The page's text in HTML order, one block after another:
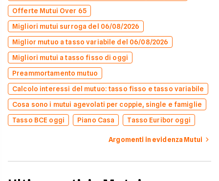
Offerte Mutui Over 65
Migliori mutui surroga del 06/08/2026
Miglior mutuo a tasso variabile del 06/08/2026
Migliori mutui a tasso fisso di oggi
Preammortamento mutuo
Calcolo interessi del mutuo: tasso fisso e tasso variabile
Cosa sono i mutui agevolati per coppie, single e famiglie
Tasso BCE oggi
Piano Casa Tasso Euribor oggi
Argomenti in evidenza Mutui